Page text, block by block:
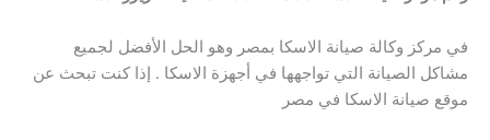
في مركز وكالة صيانة الاسكا بمصر وهو الحل الأفضل لجميع
مشاكل الصيانة التي تواجهها في أجهزة الاسكا . إذا كنت تبحث عن
موقع صيانة الاسكا في مصر